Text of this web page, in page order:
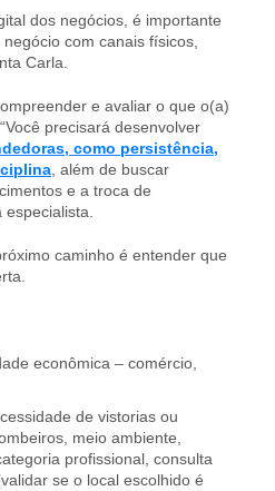
dos negócios, é importante
com canais físicos,
Carla.
e avaliar o que o(a)
precisará desenvolver
como persistência,
, além de buscar
e a troca de
especialista.
caminho é entender que
econômica – comércio,
de vistorias ou
meio ambiente,
profissional, consulta
se o local escolhido é